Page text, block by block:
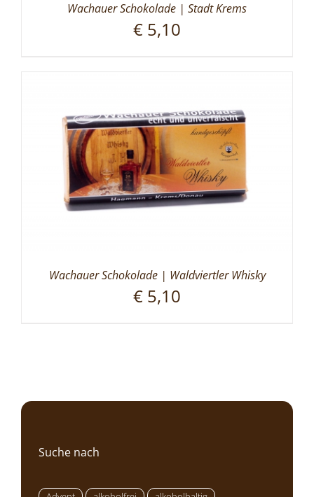
Wachauer Schokolade | Stadt Krems
€ 5,10
Wachauer Schokolade | Waldviertler Whisky
€ 5,10
Suche nach